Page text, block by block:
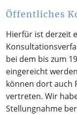
Öffentliches
Hierfür ist derzeit
bei dem bis zum
eingereicht
können dort auch
vertreten. Wir
Stellungnahme